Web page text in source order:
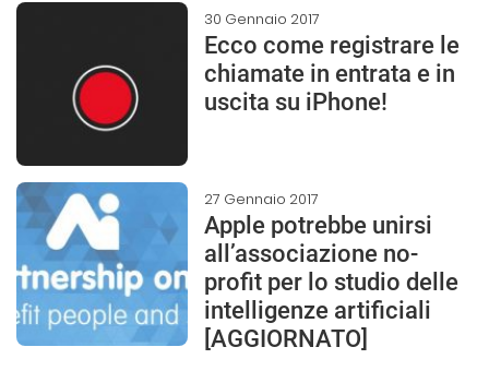
30 Gennaio 2017
Ecco come registrare le
chiamate in entrata e in
uscita su iPhone!
27 Gennaio 2017
Apple potrebbe unirsi
all’associazione no-
profit per lo studio delle
intelligenze artificiali
[AGGIORNATO]